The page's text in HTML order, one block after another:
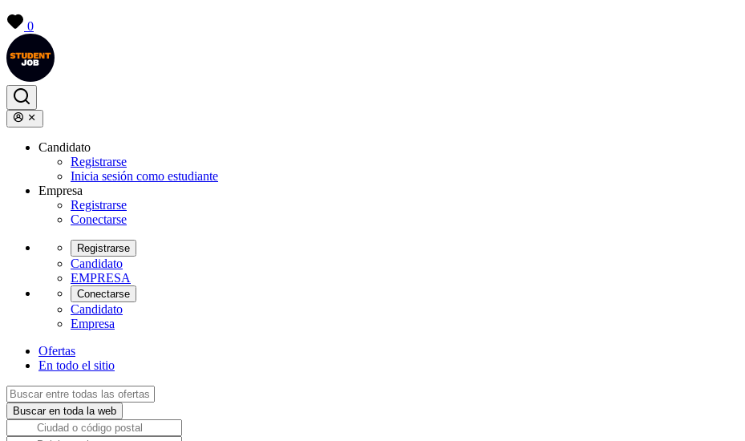
0
Candidato
Registrarse
Inicia sesión como estudiante
Empresa
Registrarse
Conectarse
Registrarse
Candidato
EMPRESA
Conectarse
Candidato
Empresa
Ofertas
En todo el sitio